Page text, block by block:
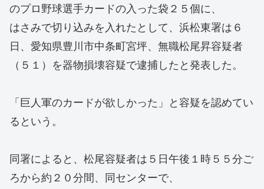
のプロ野球選手カードの入った袋２５個に、
はさみで切り込みを入れたとして、浜松東署は６
日、愛知県豊川市中条町宮坪、無職松尾昇容疑者
（５１）を器物損壊容疑で逮捕したと発表した。
「巨人軍のカードが欲しかった」と容疑を認めてい
るという。
同署によると、松尾容疑者は５日午後１時５５分ご
ろから約２０分間、同センターで、